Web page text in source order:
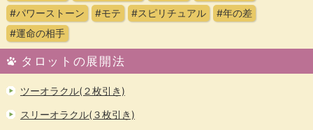
#パワーストーン
#モテ #スピリチュアル
#年の差
#運命の相手
タロットの展開法
ツーオラクル(２枚引き)
スリーオラクル(３枚引き)